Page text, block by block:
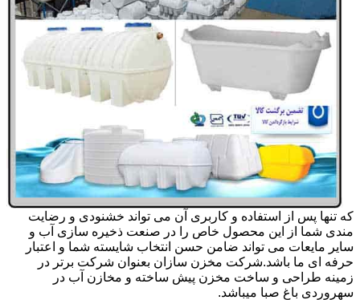
که تنها پس از استفاده و کاربری آن می تواند خشنودی و رضایت
مندی شما از این محصول خاص را در صنعت ذخیره سازی آب و
سایر مایعات می تواند ضامن حسن انتخاب شایسته شما و اعتبار
حرفه ای ما باشد.شرکت مخزن سازان بعنوان شرکت برتر در
زمینه طراحی و ساخت مخزن پیش ساخته و مخازن آب در
سهروردی باغ صبا میباشد.